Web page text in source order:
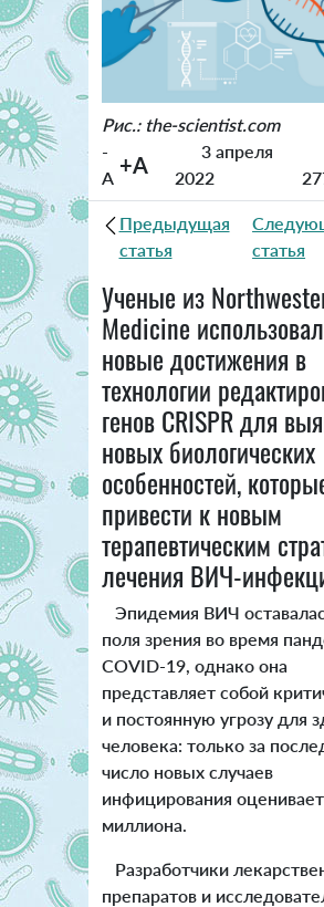
Рис.: the-scientist.com
-
A +A
3 апреля
2022
Предыдущая
статья
статья
Ученые из
Medicine
новые достижения в
технологии
генов CRISPR для
новых биологических
особенностей,
привести к новым
терапевтическим
лечения ВИЧ-
Эпидемия ВИЧ
поля зрения во время
COVID-19, однако она
представляет собой
и постоянную угрозу для
человека: только за
число новых случаев
инфицирования
миллиона.
Разработчики
препаратов и